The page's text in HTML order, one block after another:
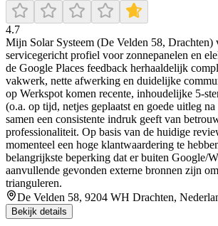
4.7
Mijn Solar Systeem (De Velden 58, Drachten)
servicegericht profiel voor zonnepanelen en
de Google Places feedback herhaaldelijk
vakwerk, nette afwerking en duidelijke
op Werkspot komen recente, inhoudelijke 5-
(o.a. op tijd, netjes geplaatst en goede uitleg
samen een consistente indruk geeft van
professionaliteit. Op basis van de huidige
momenteel een hoge klantwaardering te
belangrijkste beperking dat er buiten Google/
aanvullende gevonden externe bronnen zijn
trianguleren.
De Velden 58, 9204 WH Drachten,
Bekijk details